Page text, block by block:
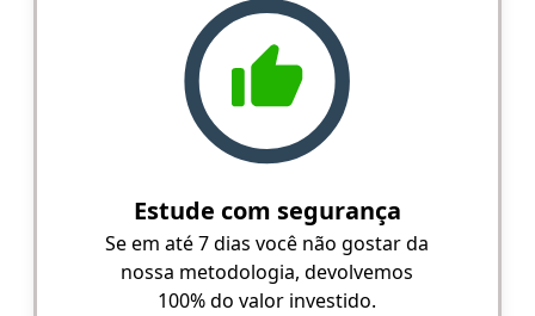
Estude com segurança
Se em até 7 dias você não gostar da
nossa metodologia, devolvemos
100% do valor investido.